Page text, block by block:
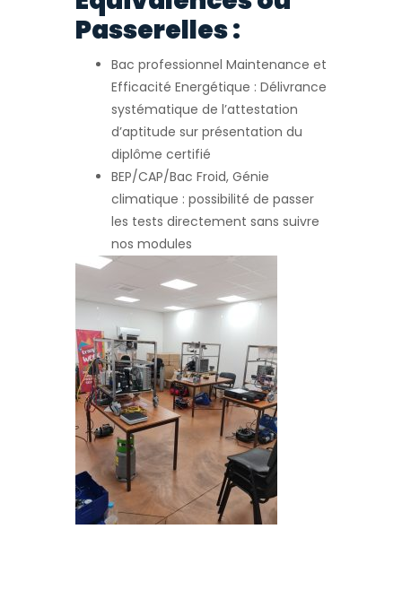
Passerelles :
Bac professionnel Maintenance et
Efficacité Energétique : Délivrance
systématique de l’attestation
d’aptitude sur présentation du
diplôme certifié
BEP/CAP/Bac Froid, Génie
climatique : possibilité de passer
les tests directement sans suivre
nos modules